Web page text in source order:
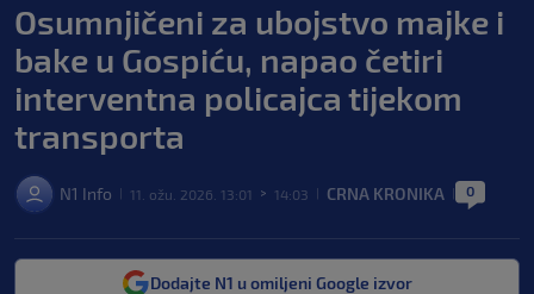
Osumnjičeni za ubojstvo majke i
bake u Gospiću, napao četiri
interventna policajca tijekom
transporta
N1 Info 11. ožu. 2026. 13:01 > 14:03 CRNA KRONIKA 0
Dodajte N1 u omiljeni Google izvor